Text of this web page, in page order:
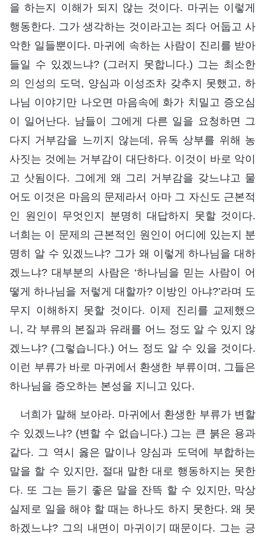
을 하는지 이해가 되지 않는 것이다. 마귀는 이렇게
행동한다. 그가 생각하는 것이라고는 죄다 어둡고 사
악한 일들뿐이다. 마귀에 속하는 사람이 진리를 받아
들일 수 있겠느냐? (그러지 못합니다.) 그는 최소한
의 인성의 도덕, 양심과 이성조차 갖추지 못했고, 하
나님 이야기만 나오면 마음속에 화가 치밀고 증오심
이 일어난다. 남들이 그에게 다른 일을 요청하면 그
다지 거부감을 느끼지 않는데, 유독 상부를 위해 농
사짓는 것에는 거부감이 대단하다. 이것이 바로 악이
고 삿됨이다. 그에게 왜 그리 거부감을 갖느냐고 물
어도 이것은 마음의 문제라서 아마 그 자신도 근본적
인 원인이 무엇인지 분명히 대답하지 못할 것이다.
너희는 이 문제의 근본적인 원인이 어디에 있는지 분
명히 알 수 있겠느냐? 그가 왜 이렇게 하나님을 대하
겠느냐? 대부분의 사람은 ‘하나님을 믿는 사람이 어
떻게 하나님을 저렇게 대할까? 이방인 아냐?’라며 도
무지 이해하지 못할 것이다. 이제 진리를 교제했으
니, 각 부류의 본질과 유래를 어느 정도 알 수 있지 않
겠느냐? (그렇습니다.) 어느 정도 알 수 있을 것이다.
이런 부류가 바로 마귀에서 환생한 부류이며, 그들은
하나님을 증오하는 본성을 지니고 있다.
너희가 말해 보아라. 마귀에서 환생한 부류가 변할
수 있겠느냐? (변할 수 없습니다.) 그는 큰 붉은 용과
같다. 그 역시 옳은 말이나 양심과 도덕에 부합하는
말을 할 수 있지만, 절대 말한 대로 행동하지는 못한
다. 또 그는 듣기 좋은 말을 잔뜩 할 수 있지만, 막상
실제로 일을 해야 할 때는 하나도 하지 못한다. 왜 못
하겠느냐? 그의 내면이 마귀이기 때문이다. 그는 긍